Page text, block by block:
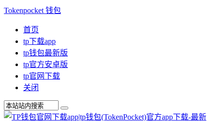
Tokenpocket 钱包
首页
tp下载app
tp钱包最新版
tp官方安卓版
tp官网下载
关闭